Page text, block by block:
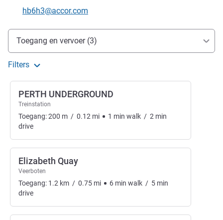
E-mailadres voor contact
hb6h3@accor.com
Toegang en transport
Toegang en vervoer (3)
Filters
PERTH UNDERGROUND
Treinstation
Toegang:200 m / 0.12 mi 1 min walk / 2 min
drive
Elizabeth Quay
Veerboten
Toegang: 1.2 km / 0.75 mi 6 min walk / 5 min
drive